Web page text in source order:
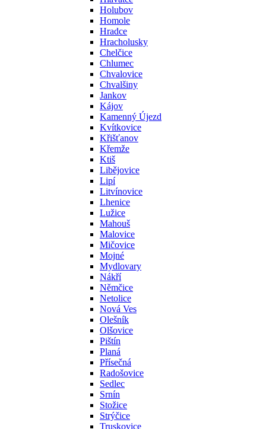
Holubov
Homole
Hradce
Hracholusky
Chelčice
Chlumec
Chvalovice
Chvalšiny
Jankov
Kájov
Kamenný Újezd
Kvítkovice
Křišťanov
Křemže
Ktiš
Libějovice
Lipí
Litvínovice
Lhenice
Lužice
Mahouš
Malovice
Mičovice
Mojné
Mydlovary
Nákří
Němčice
Netolice
Nová Ves
Olešník
Olšovice
Pištín
Planá
Přísečná
Radošovice
Sedlec
Srnín
Stožice
Strýčice
Truskovice